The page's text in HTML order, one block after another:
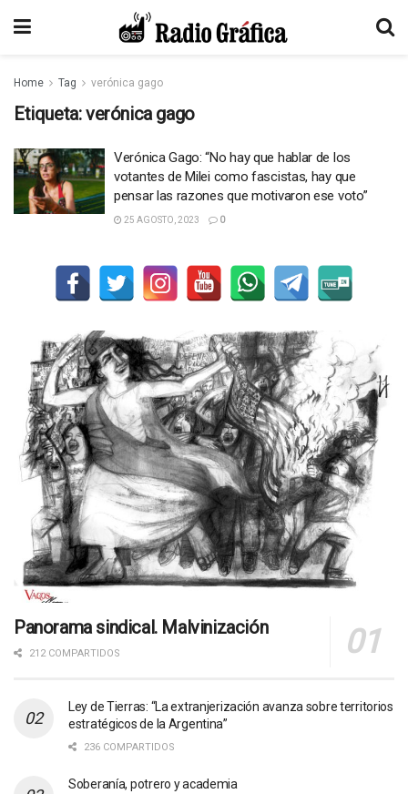
Home Tag verónica gago
Etiqueta:verónica gago
Verónica Gago: “No hay que hablar de los
votantes de Milei como fascistas, hay que
pensar las razones que motivaron ese voto”
25 AGOSTO, 2023 0
Panorama sindical. Malvinización
212 COMPARTIDOS
Ley de Tierras: “La extranjerización avanza sobre territorios
estratégicos de la Argentina”
236 COMPARTIDOS
Soberanía, potrero y academia